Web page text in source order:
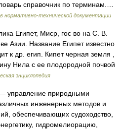
справочник по терминам.…
нормативно-технической документации
Египет, Миср, гос во на С. В.
Азии. Название Египет известно
к др. егип. Кипет черная земля ,
Нила с ее плодородной почвой
энциклопедия
управление природными
инженерных методов и
обеспечивающих судоходство,
гидромелиорацию,